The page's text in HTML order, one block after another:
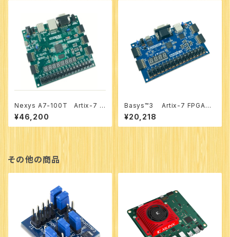
Nexys A7-100T Artix-7 F
PGA 評価Board 型番:410-2
92
¥46,200
Basys™3 Artix-7 FPGA評
価 Board 型番：410-180P-K
IT
¥20,218
その他の商品